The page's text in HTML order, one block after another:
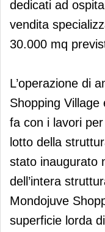
dedicati ad
vendita
30.000 mq
L’operazione di
Shopping
fa con i lavori
lotto della
stato inaugurato
dell’intera
Mondojuve
superficie lorda